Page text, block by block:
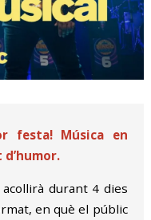
festa! Música en
durant 4 dies
en què el públic